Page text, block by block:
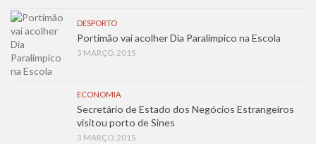
DESPORTO
Portimão vai acolher Dia Paralímpico na Escola
3 MARÇO, 2015
ECONOMIA
Secretário de Estado dos Negócios Estrangeiros
visitou porto de Sines
3 MARÇO, 2015